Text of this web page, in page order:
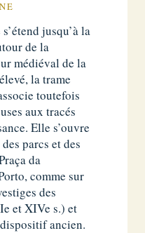
jusqu’à la
de la
médiéval de la
la trame
toutefois
aux tracés
Elle s’ouvre
parcs et des
da
comme sur
des
et XIVe s.) et
ancien.